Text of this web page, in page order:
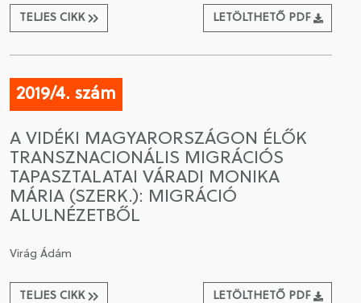
TELJES CIKK LETÖLTHETŐ PDF
2019/4. szám
A VIDÉKI MAGYARORSZÁGON ÉLŐK
TRANSZNACIONÁLIS MIGRÁCIÓS
TAPASZTALATAI VÁRADI MONIKA
MÁRIA (SZERK.): MIGRÁCIÓ
ALULNÉZETBŐL
Virág Ádám
TELJES CIKK LETÖLTHETŐ PDF